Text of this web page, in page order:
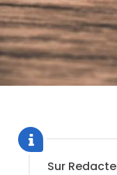
Sur